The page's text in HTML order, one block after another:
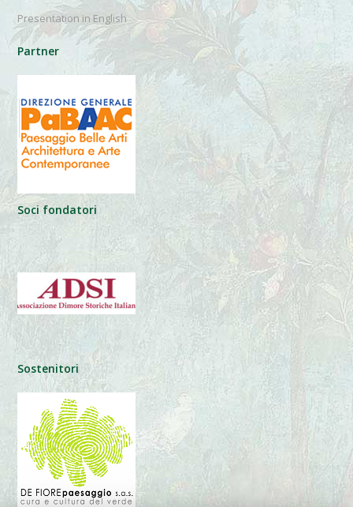
Presentation in English
Partner
Soci fondatori
Sostenitori